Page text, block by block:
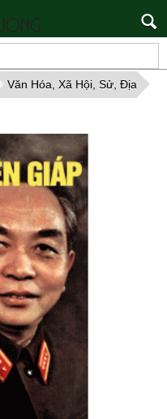
kiếm
Văn Hóa, Xã Hội, Sử, Địa